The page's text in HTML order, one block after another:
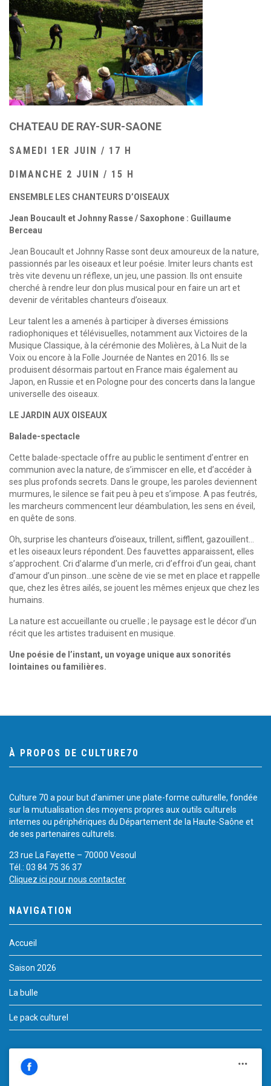
CHATEAU DE RAY-SUR-SAONE
SAMEDI 1ER JUIN / 17 H
DIMANCHE 2 JUIN / 15 H
ENSEMBLE LES CHANTEURS D’OISEAUX
Jean Boucault et Johnny Rasse / Saxophone : Guillaume
Berceau
Jean Boucault et Johnny Rasse sont deux amoureux de la nature,
passionnés par les oiseaux et leur poésie. Imiter leurs chants est
très vite devenu un réflexe, un jeu, une passion. Ils ont ensuite
cherché à rendre leur don plus musical pour en faire un art et
devenir de véritables chanteurs d’oiseaux.
Leur talent les a amenés à participer à diverses émissions
radiophoniques et télévisuelles, notamment aux Victoires de la
Musique Classique, à la cérémonie des Molières, à La Nuit de la
Voix ou encore à la Folle Journée de Nantes en 2016. Ils se
produisent désormais partout en France mais également au
Japon, en Russie et en Pologne pour des concerts dans la langue
universelle des oiseaux.
LE JARDIN AUX OISEAUX
Balade-spectacle
Cette balade-spectacle offre au public le sentiment d’entrer en
communion avec la nature, de s’immiscer en elle, et d’accéder à
ses plus profonds secrets. Dans le groupe, les paroles deviennent
murmures, le silence se fait peu à peu et s’impose. A pas feutrés,
les marcheurs commencent leur déambulation, les sens en éveil,
en quête de sons.
Oh, surprise les chanteurs d’oiseaux, trillent, sifflent, gazouillent…
et les oiseaux leurs répondent. Des fauvettes apparaissent, elles
s’approchent. Cri d’alarme d’un merle, cri d’effroi d’un geai, chant
d’amour d’un pinson…une scène de vie se met en place et rappelle
que, chez les êtres ailés, se jouent les mêmes enjeux que chez les
humains.
La nature est accueillante ou cruelle ; le paysage est le décor d’un
récit que les artistes traduisent en musique.
Une poésie de l’instant, un voyage unique aux sonorités
lointaines ou familières.
À PROPOS DE CULTURE70
Culture 70 a pour but d’animer une plate-forme culturelle, fondée
sur la mutualisation des moyens propres aux outils culturels
internes ou périphériques du Département de la Haute-Saône et
de ses partenaires culturels.
23 rue La Fayette – 70000 Vesoul
Tél.: 03 84 75 36 37
Cliquez ici pour nous contacter
NAVIGATION
Accueil
Saison 2026
La bulle
Le pack culturel